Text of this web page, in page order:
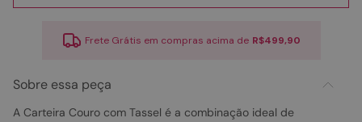
Frete Grátis em compras acima de R$499,90
Sobre essa peça
A Carteira Couro com Tassel é a combinação ideal de